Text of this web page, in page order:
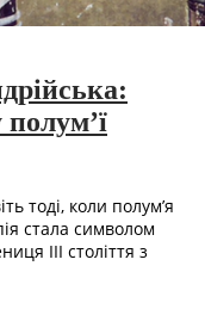
тоді, коли полум’я
стала символом
III століття з